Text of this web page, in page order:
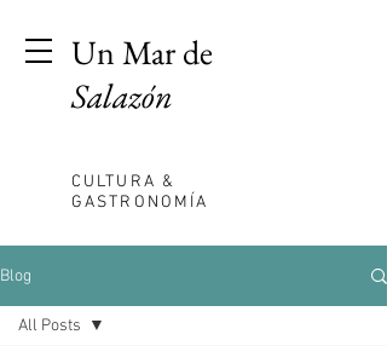
Un Mar de
Salazón
CULTURA &
GASTRONOMÍA
Blog
All Posts